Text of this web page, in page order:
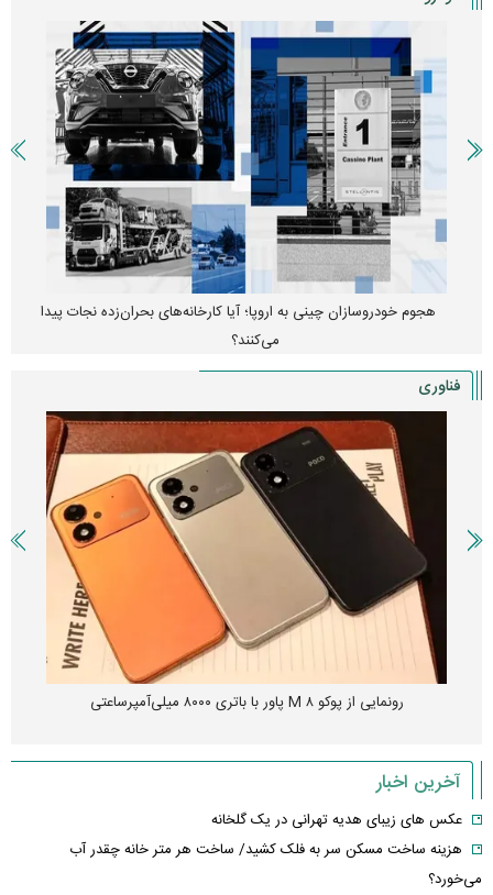
واردات خودرو از منطقه آزاد تهران؛ مناظره داغی که بازار خودرو را تحت
تأثیر قرار داد
فناوری
چین از بمب افکن H-۶N با موشک هسته‌ای رونمایی کرد
آخرین اخبار
عکس های زیبای هدیه تهرانی در یک گلخانه
هزینه ساخت مسکن سر به فلک کشید/ ساخت هر متر خانه چقدر آب
می‌خورد؟